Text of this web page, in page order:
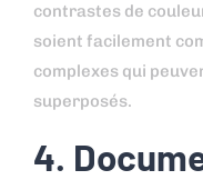
contrastes de
soient facilement
complexes qui
superposés.
4.